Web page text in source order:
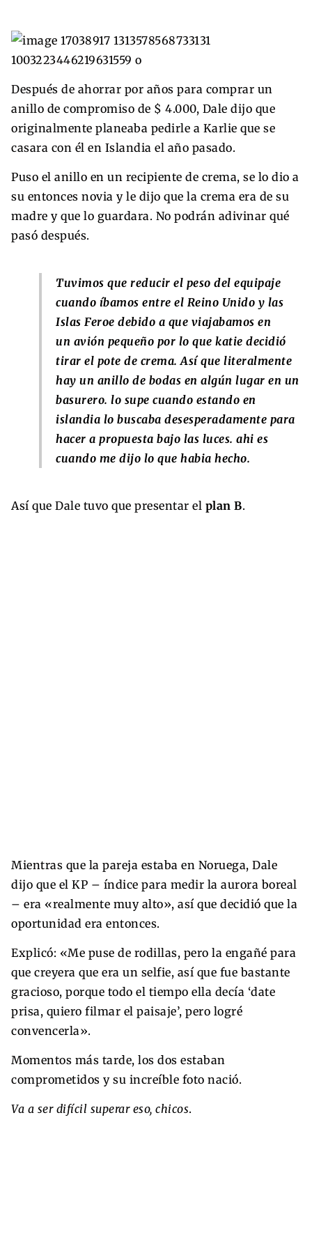
Después de ahorrar por años para comprar un
anillo de compromiso de $ 4.000, Dale dijo que
originalmente planeaba pedirle a Karlie que se
casara con él en Islandia el año pasado.
Puso el anillo en un recipiente de crema, se lo dio a
su entonces novia y le dijo que la crema era de su
madre y que lo guardara. No podrán adivinar qué
pasó después.
Tuvimos que reducir el peso del equipaje
cuando íbamos entre el Reino Unido y las
Islas Feroe debido a que viajabamos en
un avión pequeño por lo que katie decidió
tirar el pote de crema. Así que literalmente
hay un anillo de bodas en algún lugar en un
basurero. lo supe cuando estando en
islandia lo buscaba desesperadamente para
hacer a propuesta bajo las luces. ahi es
cuando me dijo lo que habia hecho.
Así que Dale tuvo que presentar el plan B.
Mientras que la pareja estaba en Noruega, Dale
dijo que el KP – índice para medir la aurora boreal
– era «realmente muy alto», así que decidió que la
oportunidad era entonces.
Explicó: «Me puse de rodillas, pero la engañé para
que creyera que era un selfie, así que fue bastante
gracioso, porque todo el tiempo ella decía ‘date
prisa, quiero filmar el paisaje’, pero logré
convencerla».
Momentos más tarde, los dos estaban
comprometidos y su increíble foto nació.
Va a ser difícil superar eso, chicos.